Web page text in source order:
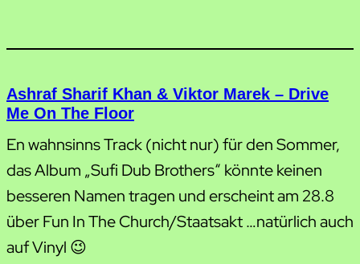
Ashraf Sharif Khan & Viktor Marek – Drive
Me On The Floor
En wahnsinns Track (nicht nur) für den Sommer,
das Album „Sufi Dub Brothers“ könnte keinen
besseren Namen tragen und erscheint am 28.8
über Fun In The Church/Staatsakt …natürlich auch
auf Vinyl 😉